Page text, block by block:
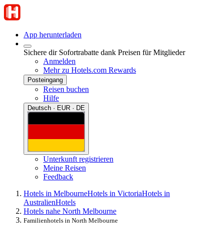
App herunterladen
Sichere dir Sofortrabatte dank Preisen für Mitglieder
Anmelden
Mehr zu Hotels.com Rewards
Posteingang
Reisen buchen
Hilfe
Deutsch · EUR · DE
Unterkunft registrieren
Meine Reisen
Feedback
Hotels in MelbourneHotels in VictoriaHotels in
AustralienHotels
Hotels nahe North Melbourne
Familienhotels in North Melbourne